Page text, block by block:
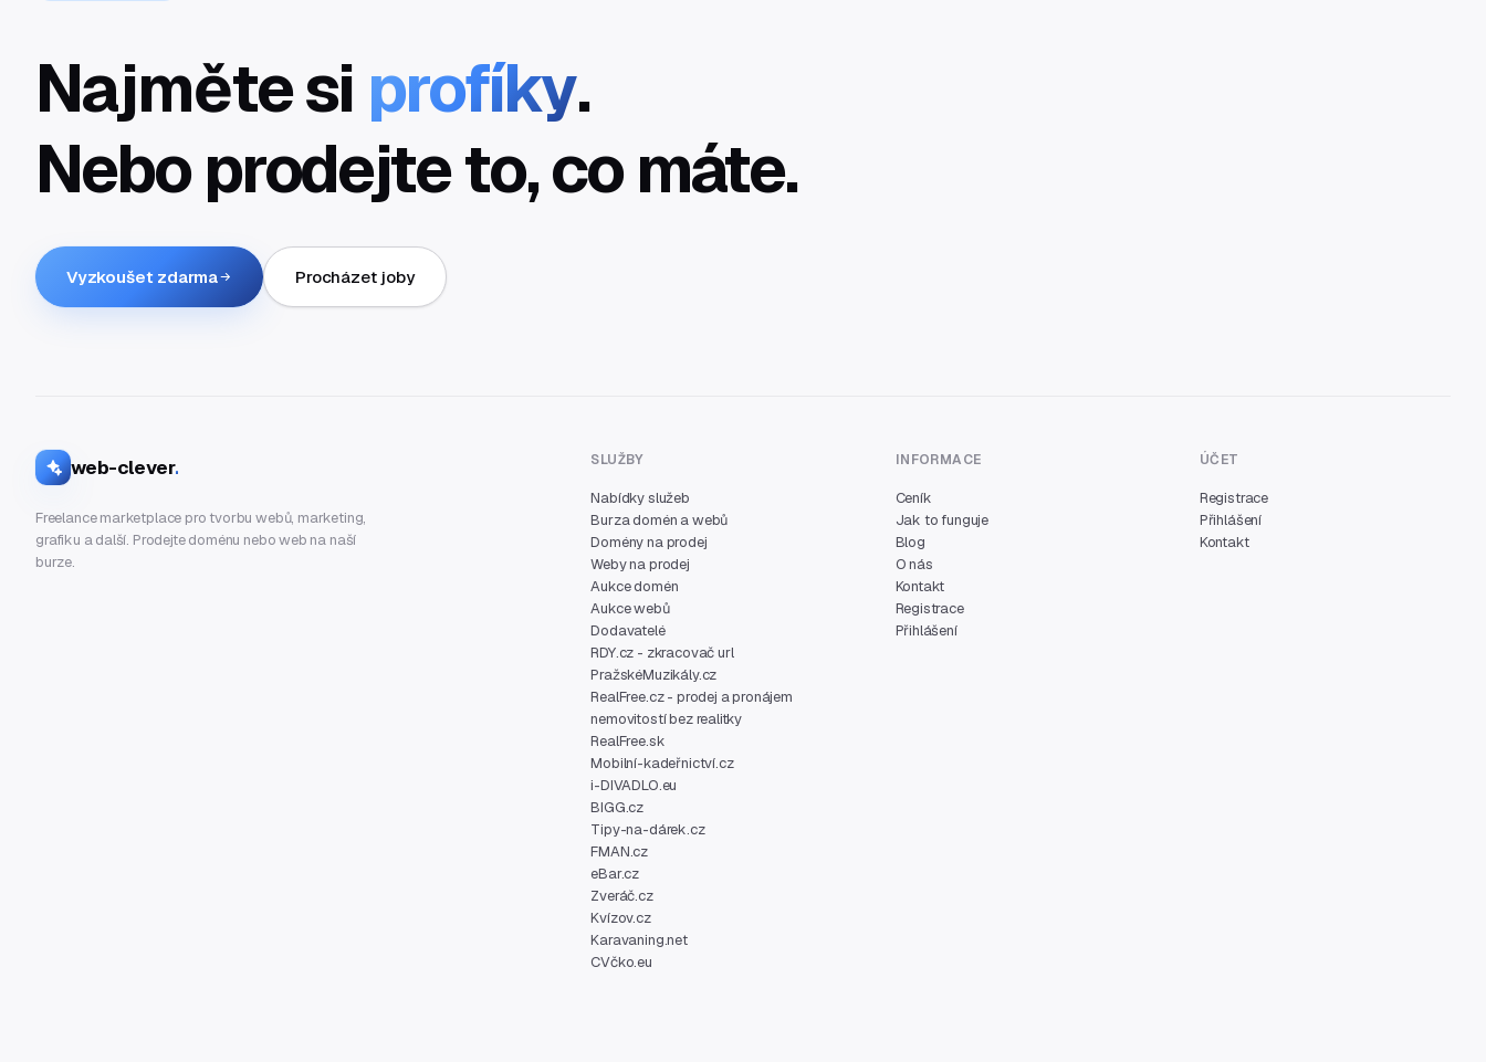
Najměte si profíky.
Nebo prodejte to, co máte.
Vyzkoušet zdarma Procházet joby
web-clever.
Freelance marketplace pro tvorbu webů, marketing,
grafiku a další. Prodejte doménu nebo web na naší
burze.
SLUŽBY
Nabídky služeb
Burza domén a webů
Domény na prodej
Weby na prodej
Aukce domén
Aukce webů
Dodavatelé
RDY.cz - zkracovač url
PražskéMuzikály.cz
RealFree.cz - prodej a pronájem
nemovitostí bez realitky
RealFree.sk
Mobilní-kadeřnictví.cz
i-DIVADLO.eu
BIGG.cz
Tipy-na-dárek.cz
FMAN.cz
eBar.cz
Zveráč.cz
Kvízov.cz
Karavaning.net
CVčko.eu
INFORMACE
Ceník
Jak to funguje
Blog
O nás
Kontakt
Registrace
Přihlášení
ÚČET
Registrace
Přihlášení
Kontakt